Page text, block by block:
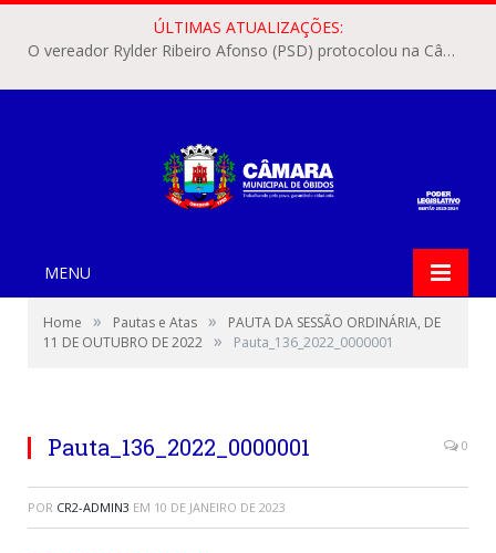
ÚLTIMAS ATUALIZAÇÕES:
O vereador Rylder Ribeiro Afonso (PSD) protocolou na Câmara Municipal de Óbidos o Requerimento nº 346/2026.
MENU
Home » Pautas e Atas »
PAUTA DA SESSÃO ORDINÁRIA, DE
11 DE OUTUBRO DE 2022 » Pauta_136_2022_0000001
Pauta_136_2022_0000001 0
POR CR2-ADMIN3 EM 10 DE JANEIRO DE 2023